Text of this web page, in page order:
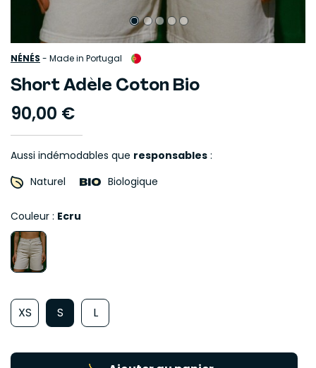
NÉNÉS - Made in Portugal
Short Adèle Coton Bio
90,00 €
Aussi indémodables que responsables :
Naturel
Biologique
Couleur : Ecru
XS S L